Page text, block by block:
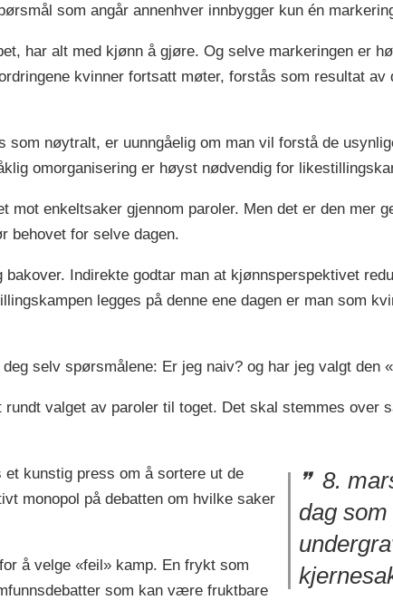
som angår annenhver innbygger kun én
har alt med kjønn å gjøre. Og selve markeringen er
kvinner fortsatt møter, forstås som resultat
nøytralt, er uunngåelig om man vil forstå de
omorganisering er høyst nødvendig for
enkeltsaker gjennom paroler. Men det er den mer
behovet for selve dagen.
Indirekte godtar man at kjønnsperspektivet
legges på denne ene dagen er man som
selv spørsmålene: Er jeg naiv? og har jeg valgt den
valget av paroler til toget. Det skal stemmes over
8.
dag
kunstig press om å sortere ut de
monopol på debatten om hvilke saker
å velge «feil» kamp. En frykt som
som kan være fruktbare